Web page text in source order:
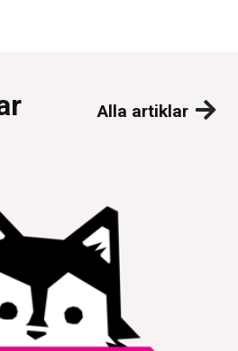
Alla artiklar